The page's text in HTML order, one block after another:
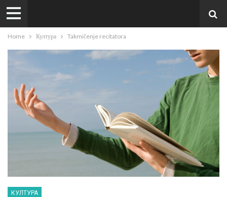
Home Култура Takmičenje recitatora
КУЛТУРА